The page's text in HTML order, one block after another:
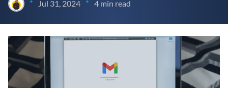
Jul 31, 2024 4 min read